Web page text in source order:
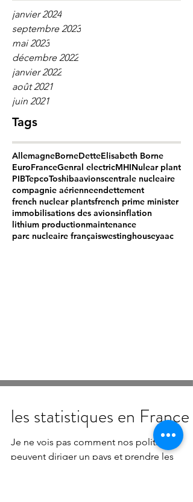
janvier 2024
septembre 2023
mai 2023
décembre 2022
janvier 2022
août 2021
juin 2021
Tags
AllemagneBorneDetteElisabeth Borne
EuroFranceGenral electricMHINulear plant
PIBTepcoToshibaavionscentrale nucleaire
compagnie aérienneendettement
french nuclear plantsfrench prime minister
immobilisations des avionsinflation
lithium productionmaintenance
parc nucleaire françaiswestinghouseyaac
les statistiques en France
Je ne vois pas comment nos politiques
peuvent diriger un pays et prendre les